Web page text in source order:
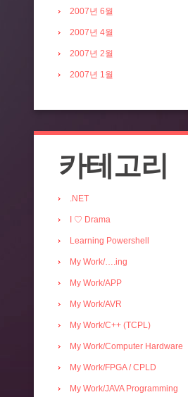
2007년 6월
2007년 4월
2007년 2월
2007년 1월
카테고리
.NET
I ♡ Drama
Learning Powershell
My Work/….ing
My Work/APP
My Work/AVR
My Work/C++ (TCPL)
My Work/Computer Hardware
My Work/FPGA / CPLD
My Work/JAVA Programming